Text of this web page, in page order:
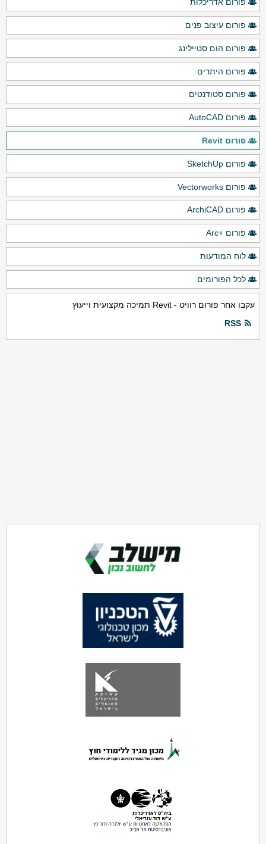
פורום עיצוב פנים
פורום הום סטיילינג
פורום היתרים
פורום סטודנטים
פורום AutoCAD
פורום Revit
פורום SketchUp
פורום Vectorworks
פורום ArchiCAD
פורום +Arc
לוח המודעות
לכל הפורומים
עקבו אחר פורום רוויט - Revit תמיכה מקצועית וייעוץ
RSS